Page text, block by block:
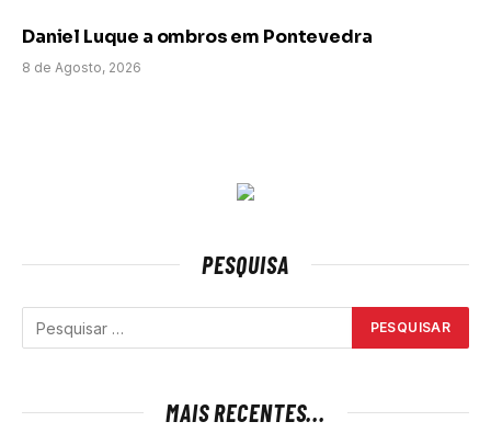
Daniel Luque a ombros em Pontevedra
8 de Agosto, 2026
PESQUISA
MAIS RECENTES...